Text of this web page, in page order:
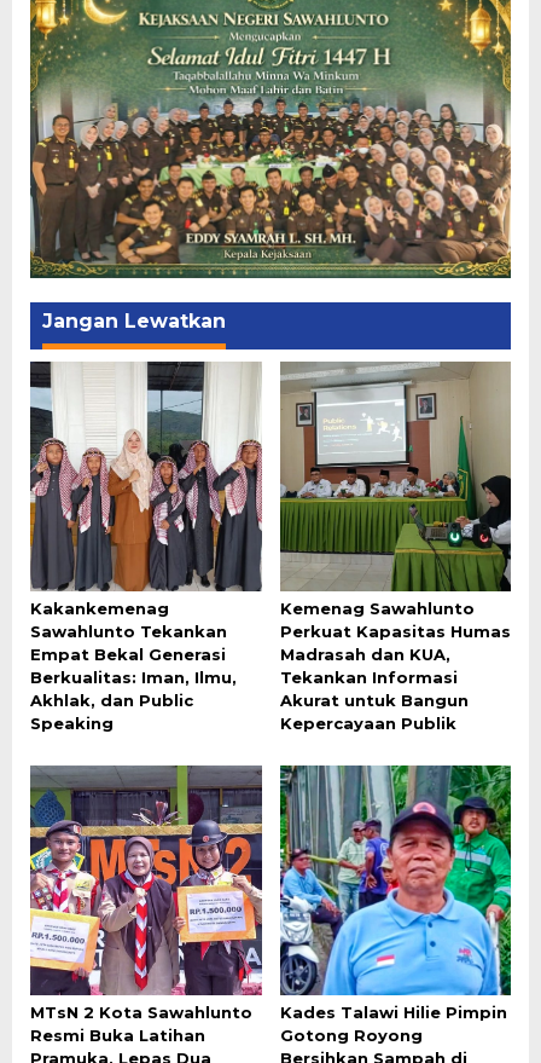
Jangan Lewatkan
Kakankemenag
Sawahlunto Tekankan
Empat Bekal Generasi
Berkualitas: Iman, Ilmu,
Akhlak, dan Public
Speaking
Kemenag Sawahlunto
Perkuat Kapasitas Humas
Madrasah dan KUA,
Tekankan Informasi
Akurat untuk Bangun
Kepercayaan Publik
MTsN 2 Kota Sawahlunto
Resmi Buka Latihan
Pramuka, Lepas Dua
Kades Talawi Hilie Pimpin
Gotong Royong
Bersihkan Sampah di